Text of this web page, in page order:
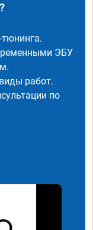
ЭБУ
работ.
по